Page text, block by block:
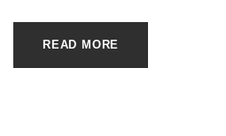
READ MORE